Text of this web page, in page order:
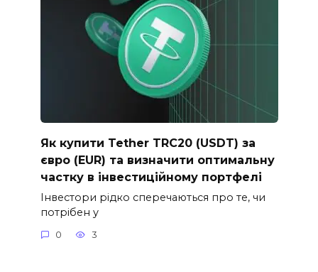
Як купити Tether TRC20 (USDT) за
євро (EUR) та визначити оптимальну
частку в інвестиційному портфелі
Інвестори рідко сперечаються про те, чи
потрібен у
0 3